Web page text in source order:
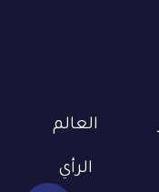
العالم
الرأي